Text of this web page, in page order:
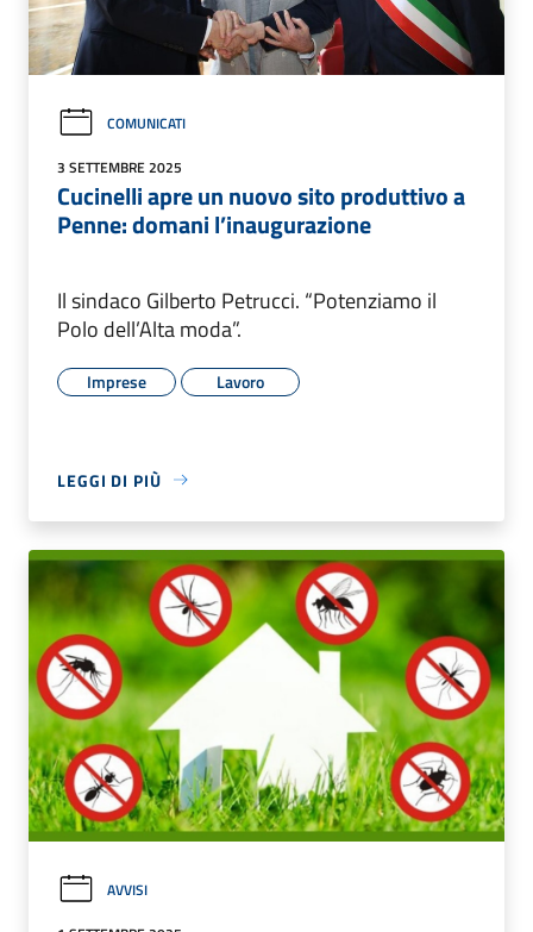
COMUNICATI
3 SETTEMBRE 2025
Cucinelli apre un nuovo sito produttivo a
Penne: domani l’inaugurazione
Il sindaco Gilberto Petrucci. “Potenziamo il
Polo dell’Alta moda”.
Imprese Lavoro
LEGGI DI PIÙ
AVVISI